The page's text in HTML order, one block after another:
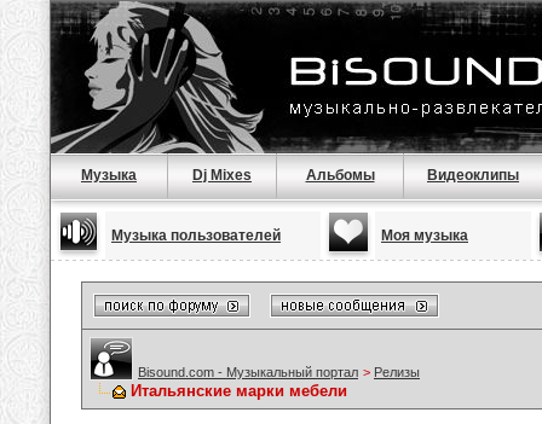
Музыка Dj Mixes Альбомы Видеоклипы
Музыка пользователей Моя музыка
Bisound.com - Музыкальный портал > Релизы
Итальянские марки мебели